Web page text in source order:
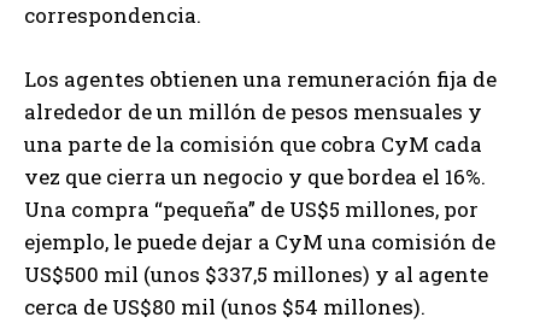
correspondencia.
Los agentes obtienen una remuneración fija de
alrededor de un millón de pesos mensuales y
una parte de la comisión que cobra CyM cada
vez que cierra un negocio y que bordea el 16%.
Una compra “pequeña” de US$5 millones, por
ejemplo, le puede dejar a CyM una comisión de
US$500 mil (unos $337,5 millones) y al agente
cerca de US$80 mil (unos $54 millones).